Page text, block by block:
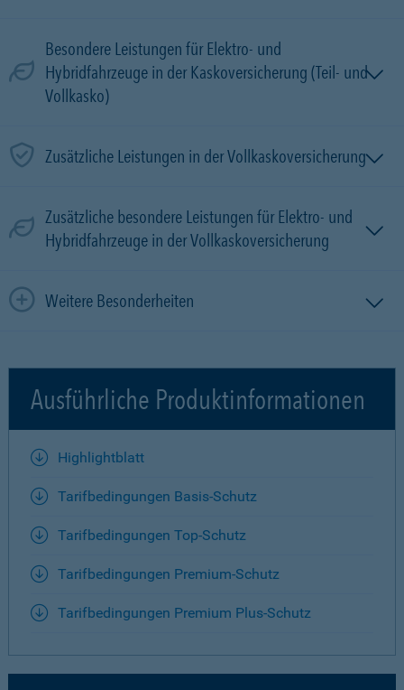
Besondere Leistungen für Elektro- und
Hybridfahrzeuge in der Kaskoversicherung (Teil- und
Vollkasko)
Zusätzliche Leistungen in der Vollkaskoversicherung
Zusätzliche besondere Leistungen für Elektro- und
Hybridfahrzeuge in der Vollkaskoversicherung
Weitere Besonderheiten
Ausführliche Produktinformationen
Highlightblatt
Tarifbedingungen Basis-Schutz
Tarifbedingungen Top-Schutz
Tarifbedingungen Premium-Schutz
Tarifbedingungen Premium Plus-Schutz